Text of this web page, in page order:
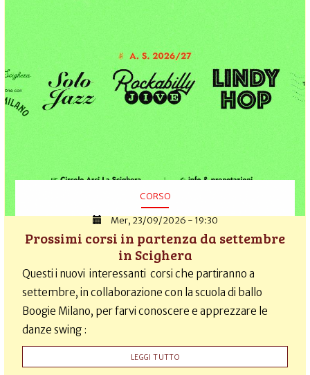
CORSO
Mer, 23/09/2026 - 19:30
Prossimi corsi in partenza da settembre
in Scighera
Questi i nuovi interessanti corsi che partiranno a
settembre, in collaborazione con la scuola di ballo
Boogie Milano, per farvi conoscere e apprezzare le
danze swing :
LEGGI TUTTO